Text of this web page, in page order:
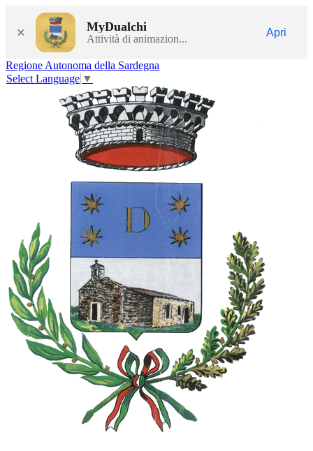
× MyDualchi
Attività di animazion...
Apri
Regione Autonoma della Sardegna
Select Language ▼